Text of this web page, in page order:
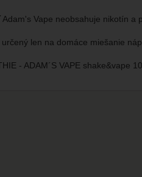
Vape neobsahuje nikotín a
len na domáce miešanie
- ADAM´S VAPE shake&vape